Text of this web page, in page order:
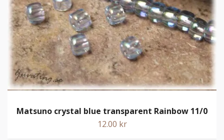
Matsuno crystal blue transparent Rainbow 11/0
12.00 kr